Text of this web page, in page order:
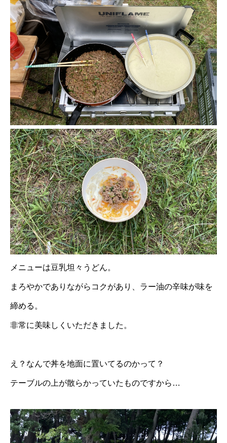
メニューは豆乳坦々うどん。
まろやかでありながらコクがあり、ラー油の辛味が味を
締める。
非常に美味しくいただきました。
え？なんで丼を地面に置いてるのかって？
テーブルの上が散らかっていたものですから…